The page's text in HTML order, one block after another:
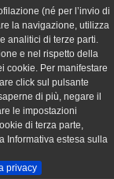
(né per l’invio di
la navigazione, utilizza
analitici di terze parti.
e nel rispetto della
cookie. Per manifestare
click sul pulsante
di più, negare il
le impostazioni
di terza parte,
Informativa estesa sulla
privacy